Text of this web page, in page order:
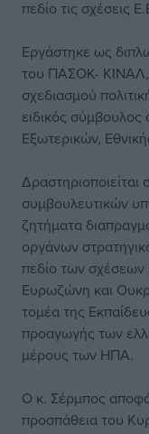
πεδίο τις σχέσεις
Εργάστηκε ως
του ΠΑΣΟΚ- ΚΙΝΑΛ,
σχεδιασμού
ειδικός
Εξωτερικών,
συμβουλευτικών
ζητήματα
οργάνων
πεδίο των
Ευρωζώνη και
τομέα της
προαγωγής των
μέρους των ΗΠΑ.
Ο κ. Σέρμπος
προσπάθεια του